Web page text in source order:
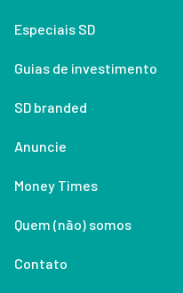
Especiais SD
Guias de investimento
SD branded
Anuncie
Money Times
Quem (não) somos
Contato